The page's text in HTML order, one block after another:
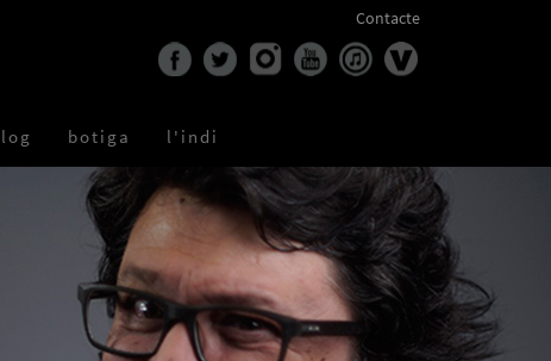
Contacte
botiga l'indi